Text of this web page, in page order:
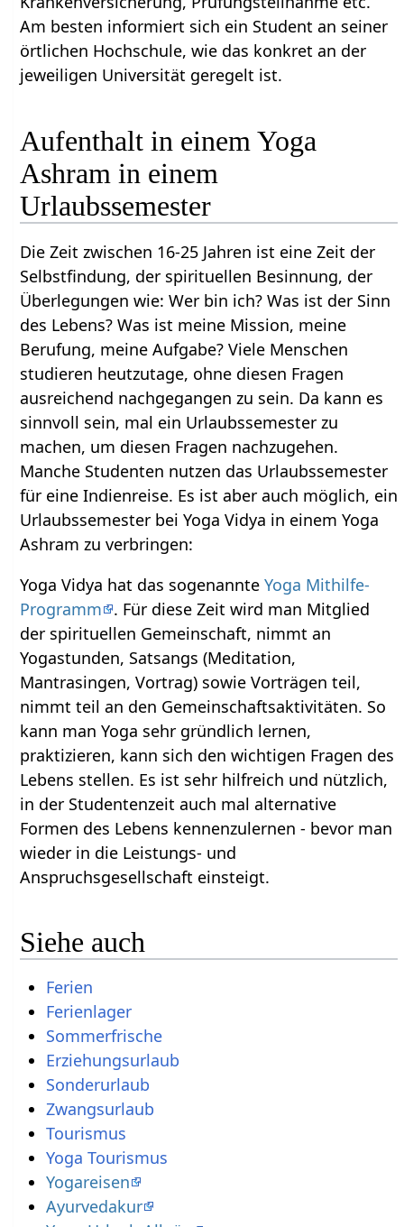
Am besten informiert sich ein Student an seiner
örtlichen Hochschule, wie das konkret an der
jeweiligen Universität geregelt ist.
Aufenthalt in einem Yoga
Ashram in einem
Urlaubssemester
Die Zeit zwischen 16-25 Jahren ist eine Zeit der
Selbstfindung, der spirituellen Besinnung, der
Überlegungen wie: Wer bin ich? Was ist der Sinn
des Lebens? Was ist meine Mission, meine
Berufung, meine Aufgabe? Viele Menschen
studieren heutzutage, ohne diesen Fragen
ausreichend nachgegangen zu sein. Da kann es
sinnvoll sein, mal ein Urlaubssemester zu
machen, um diesen Fragen nachzugehen.
Manche Studenten nutzen das Urlaubssemester
für eine Indienreise. Es ist aber auch möglich, ein
Urlaubssemester bei Yoga Vidya in einem Yoga
Ashram zu verbringen:
Yoga Vidya hat das sogenannteYoga Mithilfe-
Programm
. Für diese Zeit wird man Mitglied
der spirituellen Gemeinschaft, nimmt an
Yogastunden, Satsangs (Meditation,
Mantrasingen, Vortrag) sowie Vorträgen teil,
nimmt teil an den Gemeinschaftsaktivitäten. So
kann man Yoga sehr gründlich lernen,
praktizieren, kann sich den wichtigen Fragen des
Lebens stellen. Es ist sehr hilfreich und nützlich,
in der Studentenzeit auch mal alternative
Formen des Lebens kennenzulernen - bevor man
wieder in die Leistungs- und
Anspruchsgesellschaft einsteigt.
Siehe auch
Ferien
Ferienlager
Sommerfrische
Erziehungsurlaub
Sonderurlaub
Zwangsurlaub
Tourismus
Yoga Tourismus
Yogareisen
Ayurvedakur